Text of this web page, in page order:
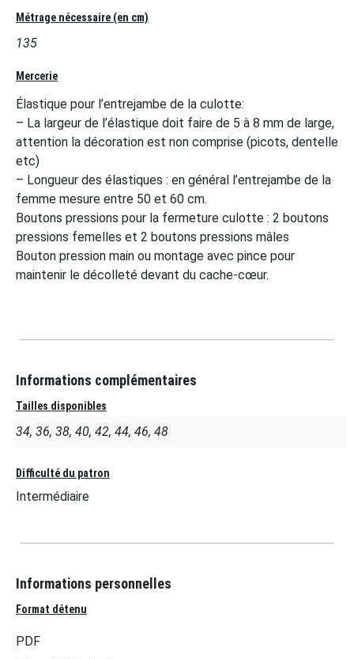
Métrage nécessaire (en cm)
135
Mercerie
Élastique pour l’entrejambe de la culotte:
– La largeur de l’élastique doit faire de 5 à 8 mm de large,
attention la décoration est non comprise (picots, dentelle
etc)
– Longueur des élastiques : en général l’entrejambe de la
femme mesure entre 50 et 60 cm.
Boutons pressions pour la fermeture culotte : 2 boutons
pressions femelles et 2 boutons pressions mâles
Bouton pression main ou montage avec pince pour
maintenir le décolleté devant du cache-cœur.
Informations complémentaires
Tailles disponibles
34, 36, 38, 40, 42, 44, 46, 48
Difficulté du patron
Intermédiaire
Informations personnelles
Format détenu
PDF